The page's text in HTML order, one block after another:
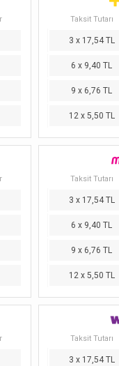
Taksit Tutarı
3 x 17,54 TL
6 x 9,40 TL
9 x 6,76 TL
12 x 5,50 TL
Taksit Tutarı
3 x 17,54 TL
6 x 9,40 TL
9 x 6,76 TL
12 x 5,50 TL
Taksit Tutarı
3 x 17,54 TL